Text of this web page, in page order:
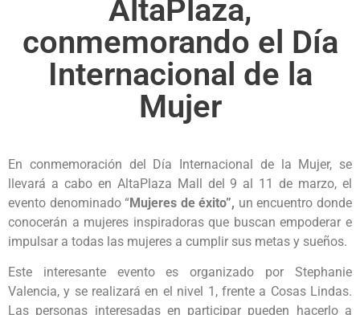
AltaPlaza,
conmemorando el Día
Internacional de la
Mujer
En conmemoración del Día Internacional de la Mujer, se
llevará a cabo en AltaPlaza Mall del 9 al 11 de marzo, el
evento denominado “Mujeres de éxito”, un encuentro donde
conocerán a mujeres inspiradoras que buscan empoderar e
impulsar a todas las mujeres a cumplir sus metas y sueños.
Este interesante evento es organizado por Stephanie
Valencia, y se realizará en el nivel 1, frente a Cosas Lindas.
Las personas interesadas en participar pueden hacerlo a